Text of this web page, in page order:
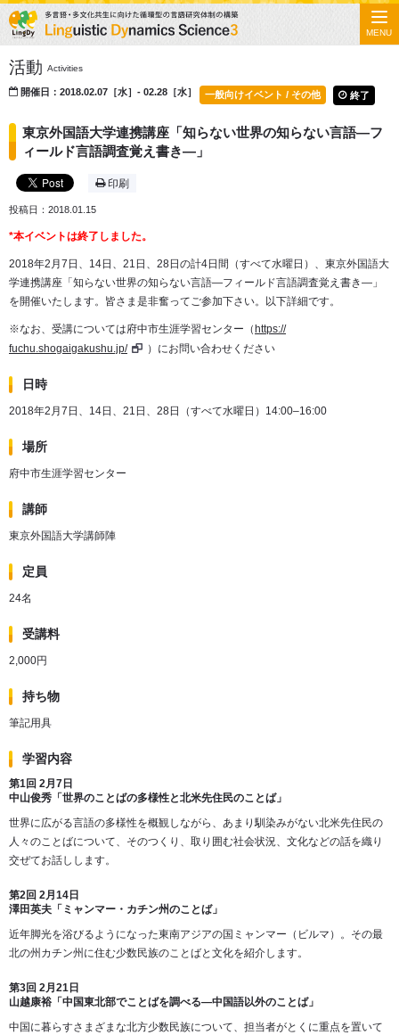
活動 Activities
開催日：2018.02.07［水］- 02.28［水］ 一般向けイベント / その他 終了
東京外国語大学連携講座「知らない世界の知らない言語―フ
ィールド言語調査覚え書き―」
印刷
投稿日：2018.01.15
*本イベントは終了しました。
2018年2月7日、14日、21日、28日の計4日間（すべて水曜日）、東京外国語大
学連携講座「知らない世界の知らない言語―フィールド言語調査覚え書き―」
を開催いたします。皆さま是非奮ってご参加下さい。以下詳細です。
※なお、受講については府中市生涯学習センター（ https://
fuchu.shogaigakushu.jp/
） にお問い合わせください
日時
2018年2月7日、14日、21日、28日（すべて水曜日）14:00–16:00
場所
府中市生涯学習センター
講師
東京外国語大学講師陣
定員
24名
受講料
2,000円
持ち物
筆記用具
学習内容
第1回 2月7日
中山俊秀 「世界のことばの多様性と北米先住民のことば」
世界に広がる言語の多様性を概観しながら、あまり馴染みがない北米先住民の
人々のことばについて、そのつくり、取り囲む社会状況、文化などの話を織り
交ぜてお話しします。
第2回 2月14日
澤田英夫 「ミャンマー・カチン州のことば」
近年脚光を浴びるようになった東南アジアの国ミャンマー（ビルマ）。その最
北の州カチン州に住む少数民族のことばと文化を紹介します。
第3回 2月21日
山越康裕 「中国東北部でことばを調べる―中国語以外のことば」
中国に暮らすさまざまな北方少数民族について、担当者がとくに重点を置いて
MENU